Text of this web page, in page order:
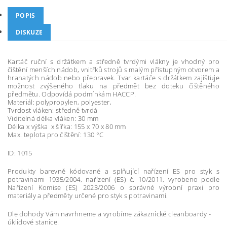
POPIS
DISKUZE
Kartáč ruční s držátkem a středně tvrdými vlákny je vhodný pro
čištění menších nádob, vnitřků strojů s malým přístupným otvorem a
hranatých nádob nebo přepravek. Tvar kartáče s držátkem zajišťuje
možnost zvýšeného tlaku na předmět bez doteku čištěného
předmětu. Odpovídá podmínkám HACCP.
Materiál: polypropylen, polyester,
Tvrdost vláken: středně tvrdá
Viditelná délka vláken: 30 mm
Délka x výška x šířka: 155 x 70 x 80 mm
Max. teplota pro čištění: 130 °C
ID: 1015
Produkty barevně kódované a splňující nařízení ES pro styk s
potravinami 1935/2004, nařízení (ES) č. 10/2011, vyrobeno podle
Nařízení Komise (ES) 2023/2006 o správné výrobní praxi pro
materiály a předměty určené pro styk s potravinami.
Dle dohody Vám navrhneme a vyrobíme zákaznické cleanboardy -
úklidové stanice.